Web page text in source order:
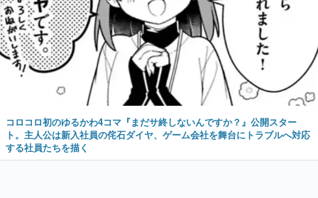
コロコロ初のゆるかわ4コマ『まだサ終しないんですか？』公開スター
ト。主人公は新入社員の侘石ダイヤ、ゲーム会社を舞台にトラブルへ対応
する社員たちを描く